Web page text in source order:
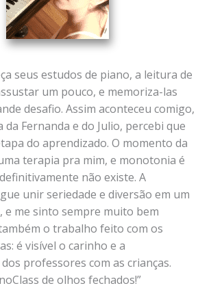
seus estudos de piano, a leitura de
um pouco, e memoriza-las
desafio. Assim aconteceu comigo,
da Fernanda e do Julio, percebi que
do aprendizado. O momento da
terapia pra mim, e monotonia é
não existe. A
unir seriedade e diversão em um
e me sinto sempre muito bem
o trabalho feito com os
é visível o carinho e a
professores com as crianças.
de olhos fechados!”